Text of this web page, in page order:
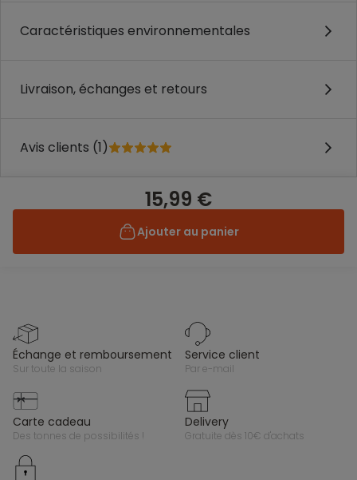
Caractéristiques environnementales
Livraison, échanges et retours
Avis clients (1)
15,99 €
Ajouter au panier
échange et remboursement
sur toute la saison
service client
par e-mail
carte cadeau
des tonnes de possibilités !
delivery
gratuite dès 10€ d'achats